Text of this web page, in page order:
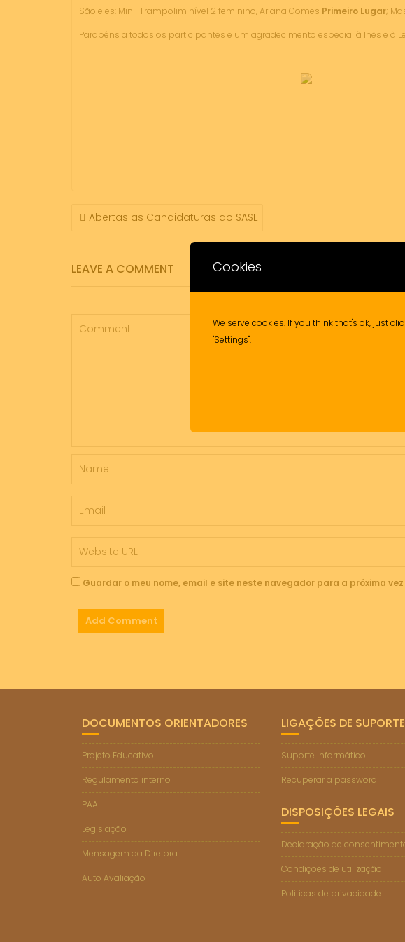
São eles: Mini-Trampolim nível 2 feminino, Ariana Gomes Primeiro Lugar;
Parabéns a todos os participantes e um agradecimento especial à Inês e à
NAVEGAÇÃO
DE Abertas as Candidaturas ao SASE
LEAVE A COMMENT
Guardar o meu nome, email e site neste navegador para a próxima
DOCUMENTOS ORIENTADORES
Projeto Educativo
Regulamento interno
PAA
Legislação
Mensagem da Diretora
Auto Avaliação
LIGAÇÕES DE SUPORTE
Suporte Informático
Recuperar a password
DISPOSIÇÕES LEGAIS
Declaração de
Condições de utilização
Politicas de privacidade
Cookies
We serve cookies. If you think that's ok, just
"Settings".